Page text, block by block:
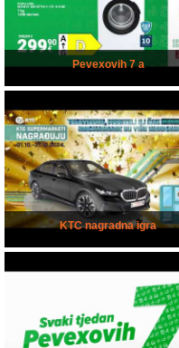
Pevexovih 7 a
KTC nagradna igra